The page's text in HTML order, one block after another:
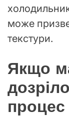
може
текстури.
Якщо
процес